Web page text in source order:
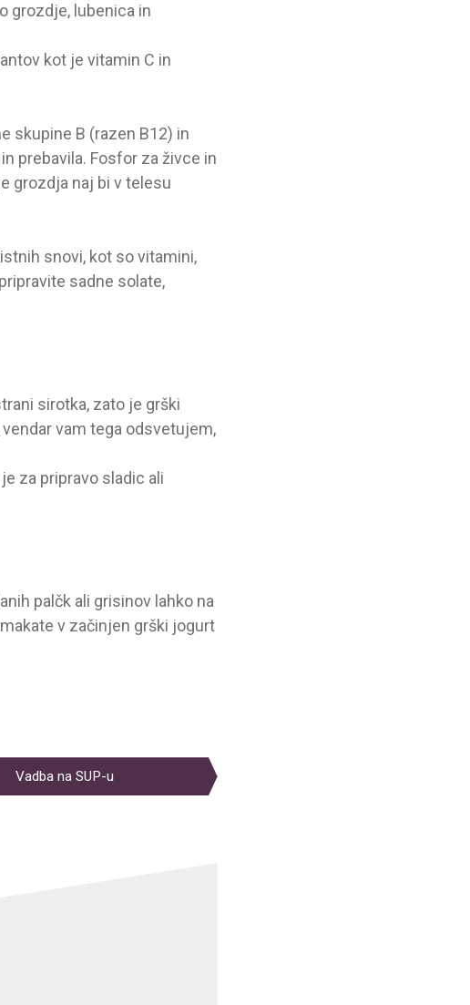
grozdje, lubenica in
kot je vitamin C in
skupine B (razen B12) in
prebavila. Fosfor za živce in
grozdja naj bi v telesu
snovi, kot so vitamini,
sadne solate,
sirotka, zato je grški
vam tega odsvetujem,
za pripravo sladic ali
palčk ali grisinov lahko na
v začinjen grški jogurt
Vadba na SUP-u